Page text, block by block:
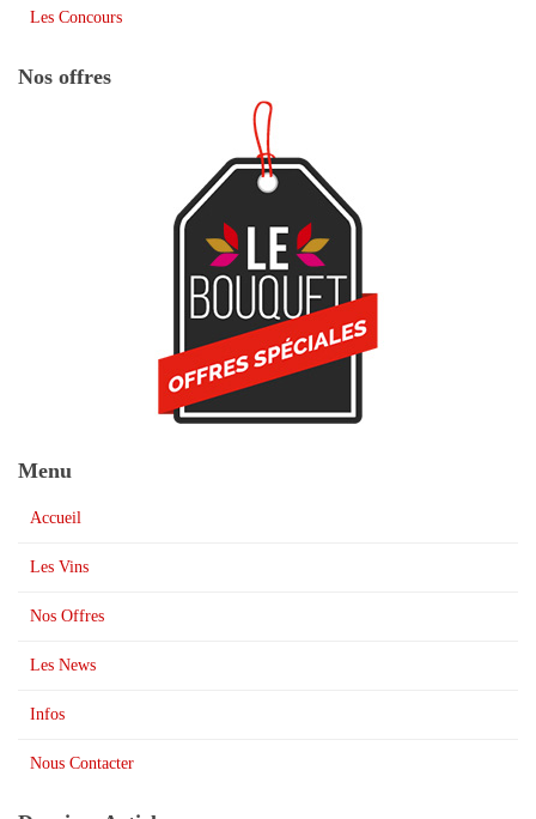
Les Concours
Nos offres
Menu
Accueil
Les Vins
Nos Offres
Les News
Infos
Nous Contacter